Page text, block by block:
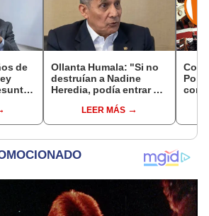
de
Ollanta Humala: "Si no
destruían a Nadine
Heredia, podía entrar en
LEER MÁS